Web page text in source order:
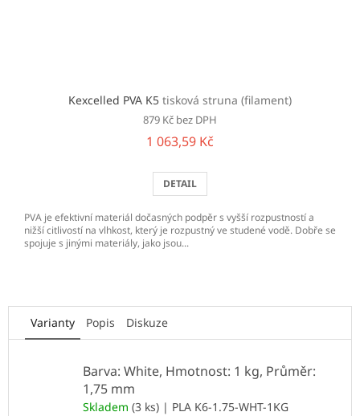
Kexcelled PVA K5 tisková struna (filament)
879 Kč bez DPH
1 063,59 Kč
DETAIL
PVA je efektivní materiál dočasných podpěr s vyšší rozpustností a
nižší citlivostí na vlhkost, který je rozpustný ve studené vodě. Dobře se
spojuje s jinými materiály, jako jsou...
Varianty Popis Diskuze
Barva: White, Hmotnost: 1 kg, Průměr:
1,75 mm
Skladem (3 ks) | PLA K6-1.75-WHT-1KG